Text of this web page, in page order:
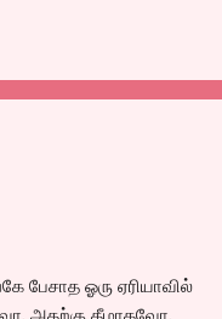
பேசாத ஓரு ஏரியாவில்